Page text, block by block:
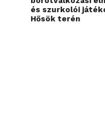
és szurkolói
Hősök terén